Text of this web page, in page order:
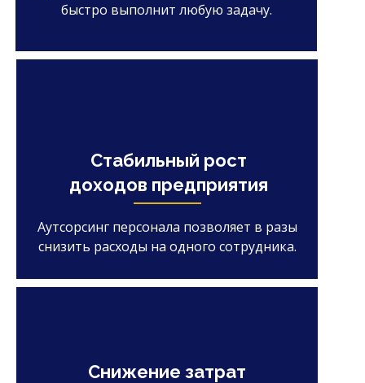
Снижение затрат
быстро выполнит любую задачу.
Стабильный рост
доходов предприятия
Аутсорсинг персонала позволяет в разы
снизить расходы на одного сотрудника.